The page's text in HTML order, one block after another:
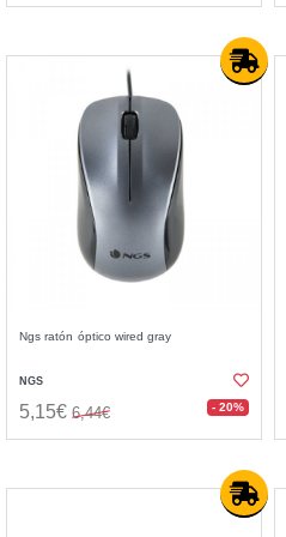
Ngs ratón óptico wired gray
NGS
5,15€ 6,44€ - 20%